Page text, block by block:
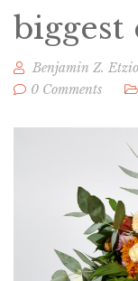
Benjamin Z.
0 Comments